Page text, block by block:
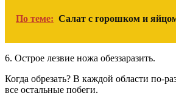
По теме: Салат с горошком и
6. Острое лезвие ножа обеззаразить.
Когда обрезать? В каждой области по-
все остальные побеги.